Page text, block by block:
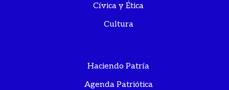
Cívica y Ética
Cultura
Haciendo Patría
Agenda Patriótica